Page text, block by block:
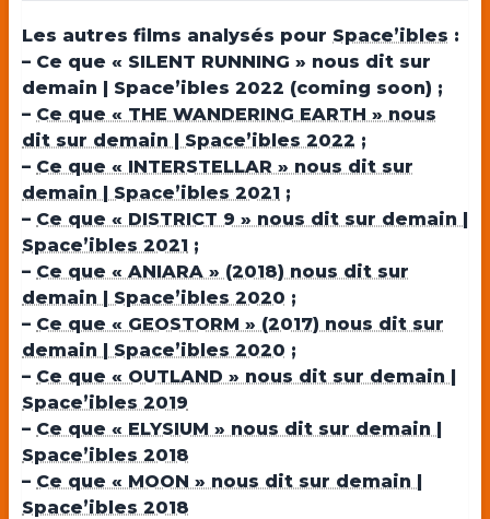
Les autres films analysés pour Space’ibles :
– Ce que « SILENT RUNNING » nous dit sur
demain | Space’ibles 2022 (coming soon) ;
– Ce que « THE WANDERING EARTH » nous
dit sur demain | Space’ibles 2022 ;
– Ce que « INTERSTELLAR » nous dit sur
demain | Space’ibles 2021 ;
– Ce que « DISTRICT 9 » nous dit sur demain |
Space’ibles 2021 ;
– Ce que « ANIARA » (2018) nous dit sur
demain | Space’ibles 2020 ;
– Ce que « GEOSTORM » (2017) nous dit sur
demain | Space’ibles 2020 ;
– Ce que « OUTLAND » nous dit sur demain |
Space’ibles 2019
– Ce que « ELYSIUM » nous dit sur demain |
Space’ibles 2018
– Ce que « MOON » nous dit sur demain |
Space’ibles 2018